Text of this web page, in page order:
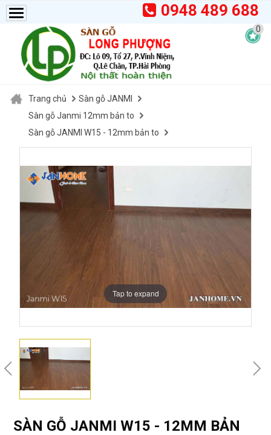
0948 489 688
0
Trang chủ
Sàn gỗ JANMI
Sàn gỗ Janmi 12mm bản to
Sàn gỗ JANMI W15 - 12mm bản to
Tap to expand
SÀN GỖ JANMI W15 - 12MM BẢN